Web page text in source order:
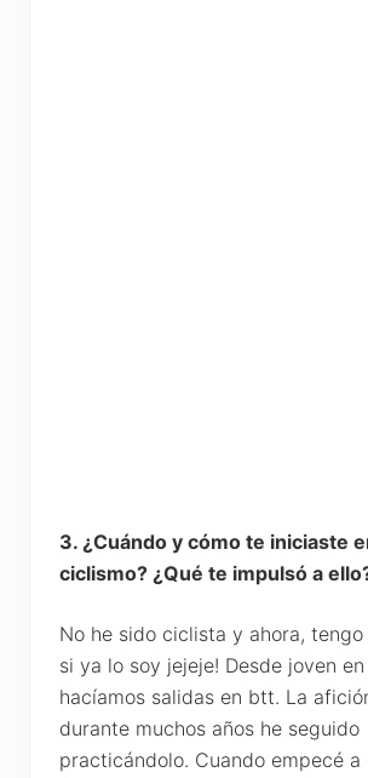
3. ¿Cuándo y cómo te iniciaste
ciclismo? ¿Qué te impulsó a
No he sido ciclista y ahora,
si ya lo soy jejeje! Desde joven en
hacíamos salidas en btt. La
durante muchos años he seguido
practicándolo. Cuando empecé a